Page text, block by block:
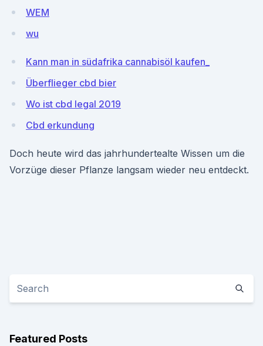
WEM
wu
Kann man in südafrika cannabisöl kaufen_
Überflieger cbd bier
Wo ist cbd legal 2019
Cbd erkundung
Doch heute wird das jahrhundertealte Wissen um die
Vorzüge dieser Pflanze langsam wieder neu entdeckt.
Featured Posts